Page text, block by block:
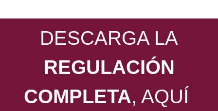
DESCARGA LA
REGULACIÓN
COMPLETA, AQUÍ